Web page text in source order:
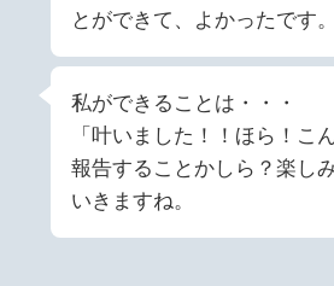
とができて、よかったです。
私ができることは・・・
「叶いました！！ほら！こ
報告することかしら？楽し
いきますね。